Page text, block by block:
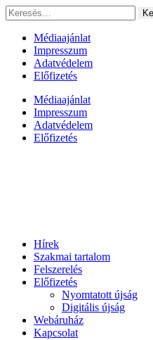
Ugrás
a
tartalomhoz
Keresés:
Médiaajánlat
Impresszum
Adatvédelem
Előfizetés
Médiaajánlat
Impresszum
Adatvédelem
Előfizetés
Hírek
Szakmai tartalom
Felszerelés
Előfizetés
Nyomtatott újság
Digitális újság
Webáruház
Kapcsolat